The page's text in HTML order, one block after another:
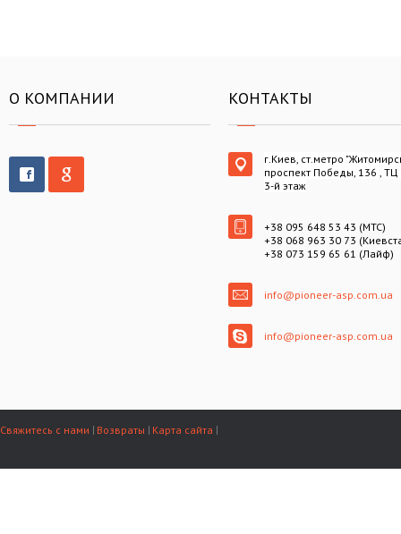
О КОМПАНИИ КОНТАКТЫ
г.Киев, ст.метро
проспект Победы, 136 , ТЦ
3-й этаж
+38 095 648 53 43 (МТС)
+38 068 963 30 73
+38 073 159 65 61 (Лайф)
info@pioneer-asp.com.ua
info@pioneer-asp.com.ua
Свяжитесь с нами Возвраты Карта сайта